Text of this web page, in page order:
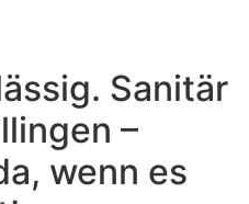
Sanitär
–
wenn es